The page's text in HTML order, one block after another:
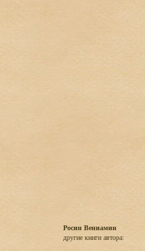
Росин Вениамин
другие книги автора: